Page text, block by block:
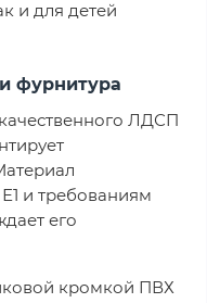
и для детей
фурнитура
ЛДСП
Е1 и требованиям
его
кромкой ПВХ